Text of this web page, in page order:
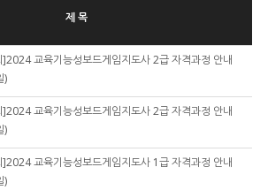
제 목
교육기능성보드게임지도사 2급 자격과정 안내
)
교육기능성보드게임지도사 2급 자격과정 안내
)
교육기능성보드게임지도사 1급 자격과정 안내
)